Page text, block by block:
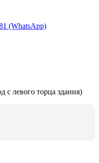
(WhatsApp)
с левого торца здания)